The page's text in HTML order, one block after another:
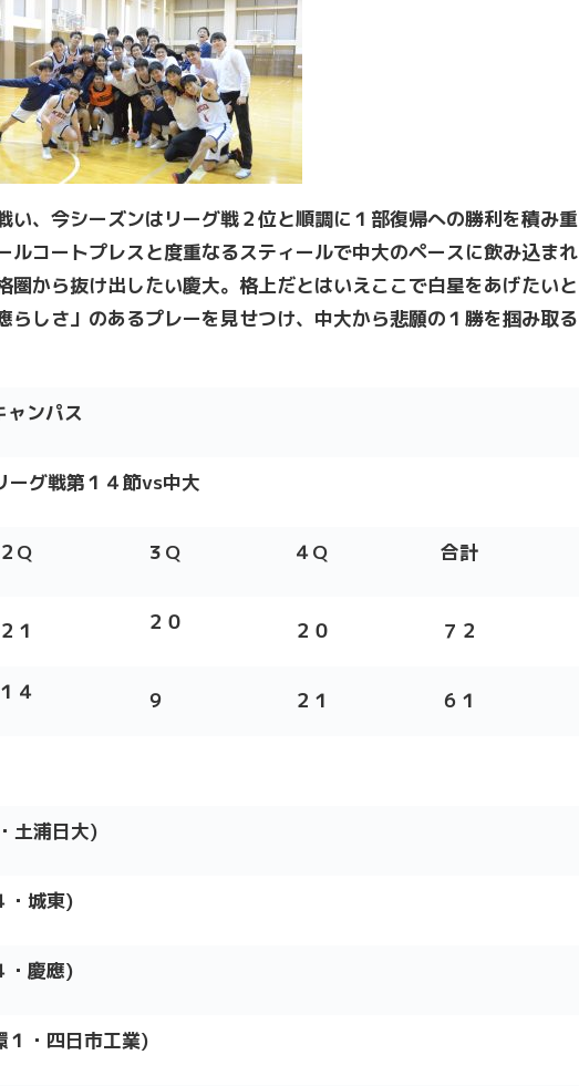
い、今シーズンはリーグ戦２位と順調に１部復帰への勝利を積み重
ルコートプレスと度重なるスティールで中大のペースに飲み込まれ
圏から抜け出したい慶大。格上だとはいえここで白星をあげたいと
らしさ」のあるプレーを見せつけ、中大から悲願の１勝を掴み取る
ンパス
グ戦第１４節vs中大
２ Q ３ Q ４Q 合計
２１ ２０ ２０ ７２
１４ ９ ２１ ６１
土浦日大)
・城東)
・慶應)
１・四日市工業)